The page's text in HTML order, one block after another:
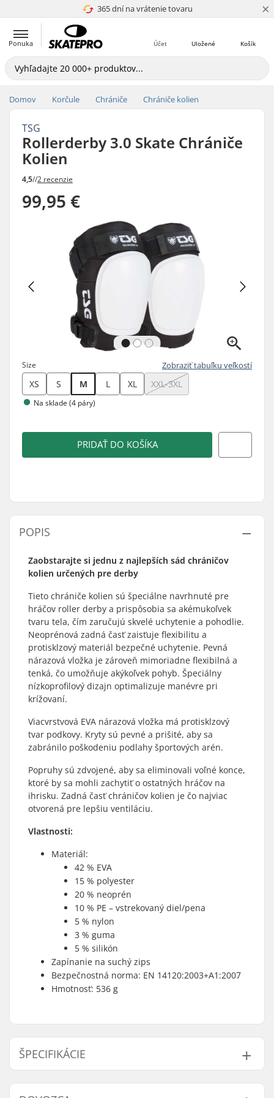
365 dní na vrátenie tovaru
4.8 z 5 ×
Ponuka Košík
Uložené
Účet
Domov Korčule Chrániče Chrániče kolien
TSG
Rollerderby 3.0 Skate Chrániče
Kolien
4,5//2 recenzie
99,95 €
Size Zobraziť tabuľku veľkostí
XS S M L XL XXL-3XL
Na sklade (4 páry)
PRIDAŤ DO KOŠÍKA
POPIS
Zaobstarajte si jednu z najlepších sád chráničov
kolien určených pre derby
Tieto chrániče kolien sú špeciálne navrhnuté pre
hráčov roller derby a prispôsobia sa akémukoľvek
tvaru tela, čím zaručujú skvelé uchytenie a pohodlie.
Neoprénová zadná časť zaisťuje flexibilitu a
protisklzový materiál bezpečné uchytenie. Pevná
nárazová vložka je zároveň mimoriadne flexibilná a
tenká, čo umožňuje akýkoľvek pohyb. Špeciálny
nízkoprofilový dizajn optimalizuje manévre pri
krížovaní.
Viacvrstvová EVA nárazová vložka má protisklzový
tvar podkovy. Kryty sú pevné a prišité, aby sa
zabránilo poškodeniu podlahy športových arén.
Popruhy sú zdvojené, aby sa eliminovali voľné konce,
ktoré by sa mohli zachytiť o ostatných hráčov na
ihrisku. Zadná časť chráničov kolien je čo najviac
otvorená pre lepšiu ventiláciu.
Vlastnosti:
Materiál:
42 % EVA
15 % polyester
20 % neoprén
10 % PE – vstrekovaný diel/pena
5 % nylon
3 % guma
5 % silikón
Zapínanie na suchý zips
Bezpečnostná norma: EN 14120:2003+A1:2007
Hmotnosť: 536 g
ŠPECIFIKÁCIE
Pohlavie:
Unisex